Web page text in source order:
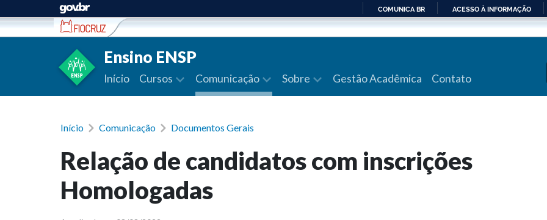
Ir para conteúdo
PARA
COMUNICA BR ACESSO À INFORMAÇÃO
Ensino ENSP
Início Cursos Comunicação Sobre Gestão Acadêmica Contato
Início Comunicação Documentos Gerais
Relação de candidatos com inscrições
Homologadas